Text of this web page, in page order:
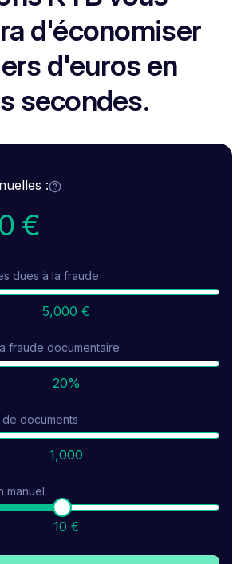
d'économiser
d'euros en
secondes.
:
86 %
€
dues à la fraude
5,000 €
fraude documentaire
20%
documents
1,000
manuel
10 €